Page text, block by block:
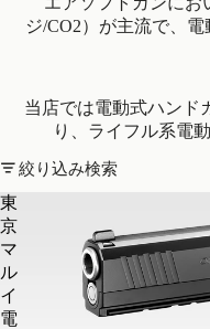
ジ/CO2）が主流で、
当店では電動式ハンド
り、ライフル系電
絞り込み検索
東
京
マ
ル
イ
電